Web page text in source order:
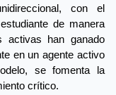
con el
de manera
activas han ganado
en un agente activo
se fomenta la
crítico.